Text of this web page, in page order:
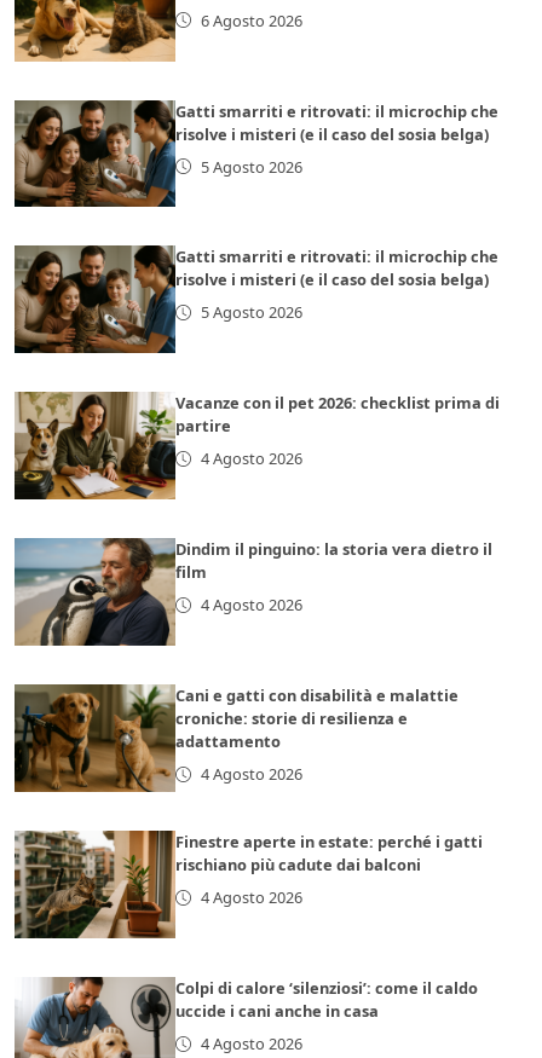
6 Agosto 2026
Gatti smarriti e ritrovati: il microchip che
risolve i misteri (e il caso del sosia belga)
5 Agosto 2026
Gatti smarriti e ritrovati: il microchip che
risolve i misteri (e il caso del sosia belga)
5 Agosto 2026
Vacanze con il pet 2026: checklist prima di
partire
4 Agosto 2026
Dindim il pinguino: la storia vera dietro il
film
4 Agosto 2026
Cani e gatti con disabilità e malattie
croniche: storie di resilienza e
adattamento
4 Agosto 2026
Finestre aperte in estate: perché i gatti
rischiano più cadute dai balconi
4 Agosto 2026
Colpi di calore ‘silenziosi’: come il caldo
uccide i cani anche in casa
4 Agosto 2026